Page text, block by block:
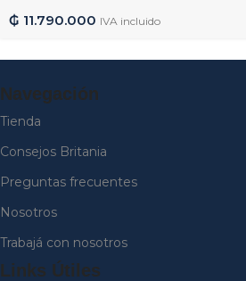
₲ 11.790.000 IVA incluido
Navegación
Tienda
Consejos Britania
Preguntas frecuentes
Nosotros
Trabajá con nosotros
Links Útiles